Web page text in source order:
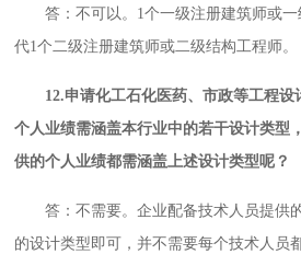
答：不可以。1个一级注册建筑师或一
代1个二级注册建筑师或二级结构工程师。
12.申请化工石化医药、市政等工程
个人业绩需涵盖本行业中的若干设计类型
供的个人业绩都需涵盖上述设计类型呢？
答：不需要。企业配备技术人员提供
的设计类型即可，并不需要每个技术人员